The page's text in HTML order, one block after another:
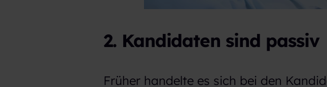
2. Kandidaten sind passiv
Früher handelte es sich bei den